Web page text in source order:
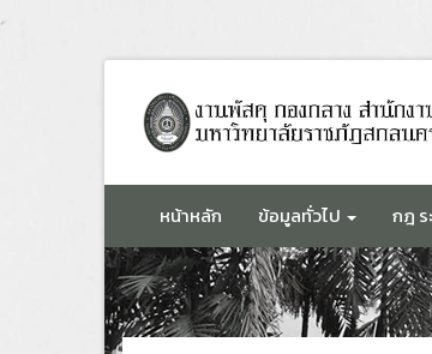
เนื้อหา
หน้าหลัก ข้อมูลทั่วไป กฎ